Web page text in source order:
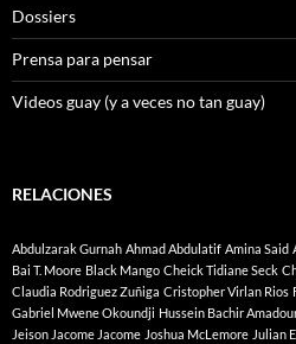
Dossiers
Prensa para pensar
Videos guay (y a veces no tan guay)
RELACIONES
Abdulzarak Gurnah Ahmad Abdulatif Amina Said
Bai T. Moore Black Mango Cheick Tidiane Seck
Claudia Rodriguez Zuñiga Cristopher Virlan Rios
Gabriel Mwene Okoundji Hussein Bachir
Jeison Jacome Jacome Joshua McLemore Julian